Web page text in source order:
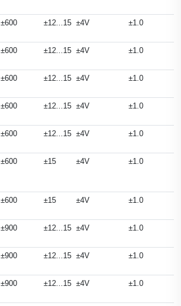
±600 ±12...15 ±4V ±1.0
±600 ±12...15 ±4V ±1.0
±600 ±12...15 ±4V ±1.0
±600 ±12...15 ±4V ±1.0
±600 ±12...15 ±4V ±1.0
±600 ±15 ±4V ±1.0
±600 ±15 ±4V ±1.0
±900 ±12...15 ±4V ±1.0
±900 ±12...15 ±4V ±1.0
±900 ±12...15 ±4V ±1.0